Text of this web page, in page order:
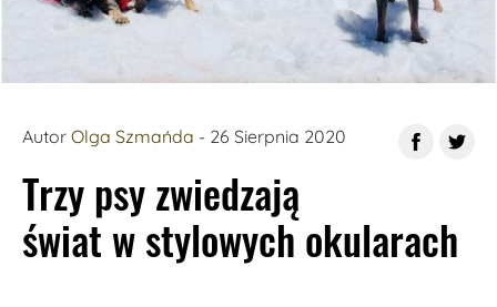
Autor Olga Szmańda - 26 Sierpnia 2020
Trzy psy zwiedzają
świat w stylowych okularach